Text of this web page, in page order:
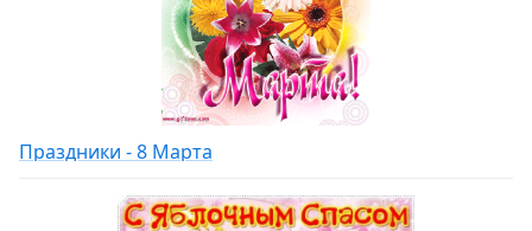
Праздники - 8 Марта